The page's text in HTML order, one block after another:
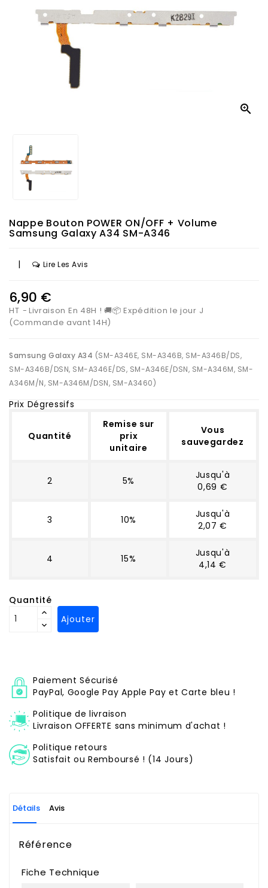

Nappe Bouton POWER ON/OFF + Volume
Samsung Galaxy A34 SM-A346
| Lire Les Avis
6,90 €
HT
Livraison En 48H ! 🚚📦 Expédition le jour J
(Commande avant 14H)
Samsung Galaxy A34 (SM-A346E, SM-A346B, SM-A346B/DS,
SM-A346B/DSN, SM-A346E/DS, SM-A346E/DSN, SM-A346M, SM-
A346M/N, SM-A346M/DSN, SM-A3460)
Prix Dégressifs
Quantité
Remise sur
prix
unitaire
Vous
sauvegardez
2 5%
Jusqu'à
0,69 €
3 10%
Jusqu'à
2,07 €
4 15%
Jusqu'à
4,14 €
Quantité
Ajouter
Paiement Sécurisé
PayPal, Google Pay Apple Pay et Carte bleu !
Politique de livraison
Livraison OFFERTE sans minimum d'achat !
Politique retours
Satisfait ou Remboursé ! (14 Jours)
Détails Avis
Référence
Fiche Technique